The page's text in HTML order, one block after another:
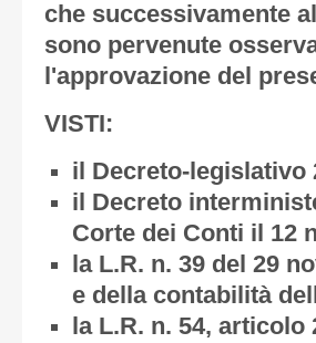
che successivamente
sono pervenute
l'approvazione del
VISTI:
il Decreto-legislativo
il Decreto
Corte dei Conti il 12
la L.R. n. 39 del 29
e della contabilità
la L.R. n. 54,